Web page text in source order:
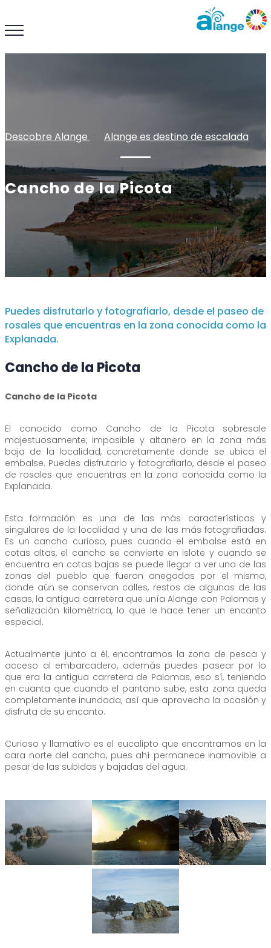
Descobre Alange Alange es destino de escalada
Cancho de la Picota
Puedes disfrutarlo y fotografiarlo, desde el paseo de
rosales que encuentras en la zona conocida como la
Explanada.
Cancho de la Picota
Cancho de la Picota
El conocido como Cancho de la Picota sobresale
majestuosamente, impasible y altanero en la zona más
baja de la localidad, concretamente donde se ubica el
embalse. Puedes disfrutarlo y fotografiarlo, desde el paseo
de rosales que encuentras en la zona conocida como la
Explanada.
Esta formación es una de las más características y
singulares de la localidad y una de las más fotografiadas.
Es un cancho curioso, pues cuando el embalse está en
cotas altas, el cancho se convierte en islote y cuando se
encuentra en cotas bajas se puede llegar a ver una de las
zonas del pueblo que fueron anegadas por el mismo,
donde aún se conservan calles, restos de algunas de las
casas, la antigua carretera que unía Alange con Palomas y
señalización kilométrica, lo que le hace tener un encanto
especial.
Actualmente junto a él, encontramos la zona de pesca y
acceso al embarcadero, además puedes pasear por lo
que era la antigua carretera de Palomas, eso sí, teniendo
en cuanta que cuando el pantano sube, esta zona queda
completamente inundada, así que aprovecha la ocasión y
disfruta de su encanto.
Curioso y llamativo es el eucalipto que encontramos en la
cara norte del cancho, pues ahí permanece inamovible a
pesar de las subidas y bajadas del agua.